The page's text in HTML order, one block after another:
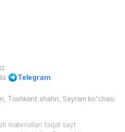
Telegram
Toshkent shahri, Sayram ko'chasi
materiallari faqat sayt